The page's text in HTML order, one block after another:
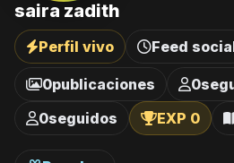
saira zadith
Perfil vivo Feed
0publicaciones 0
0seguidos EXP 0